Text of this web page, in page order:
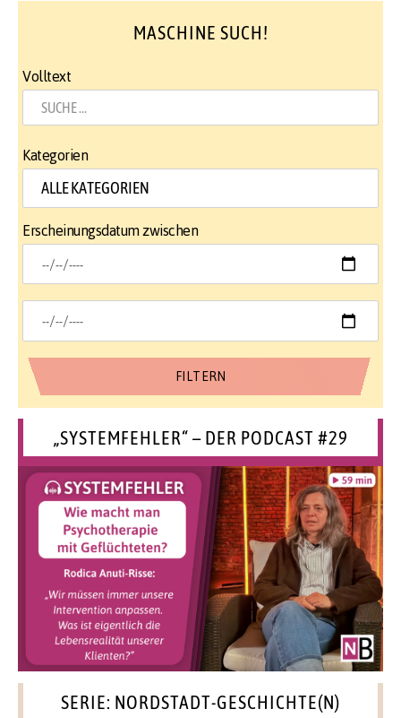
MASCHINE SUCH!
Volltext
Kategorien
Erscheinungsdatum zwischen
„SYSTEMFEHLER“ – DER PODCAST #29
SERIE: NORDSTADT-GESCHICHTE(N)